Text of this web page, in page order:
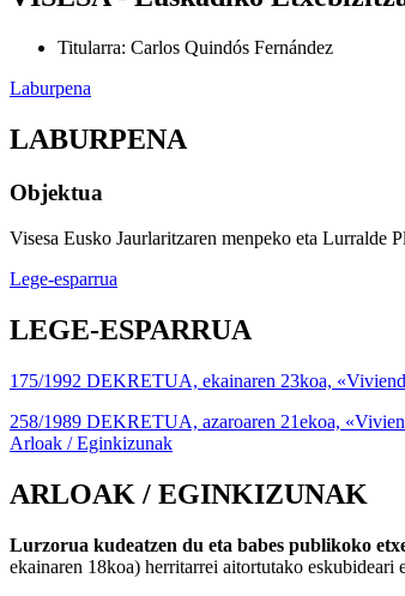
Titularra: Carlos Quindós Fernández
Laburpena
LABURPENA
Objektua
Visesa Eusko Jaurlaritzaren menpeko eta Lurralde
Lege-esparrua
LEGE-ESPARRUA
175/1992 DEKRETUA, ekainaren 23koa,
258/1989 DEKRETUA, azaroaren 21ekoa,
Arloak / Eginkizunak
ARLOAK / EGINKIZUNAK
Lurzorua kudeatzen du eta babes publikoko
ekainaren 18koa) herritarrei aitortutako eskubideari